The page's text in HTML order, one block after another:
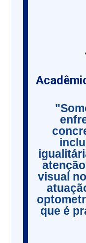
visual
que é